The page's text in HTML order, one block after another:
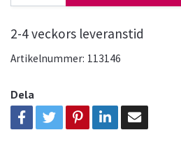
2-4 veckors leveranstid
Artikelnummer: 113146
Dela